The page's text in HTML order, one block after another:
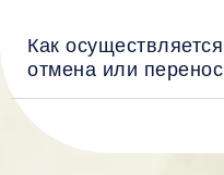
Как
отмена или